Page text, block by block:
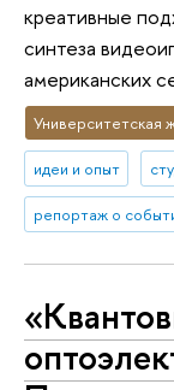
креативные
синтеза
американских
Университетская
идеи и опыт
репортаж о